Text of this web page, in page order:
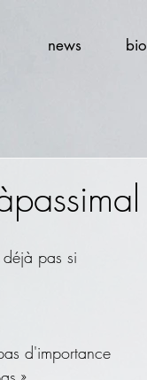
news bio
déjà pas si
d'importance